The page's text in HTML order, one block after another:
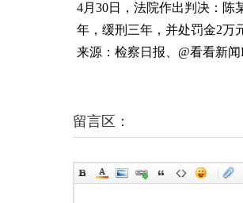
4月30日，法院作出判决：陈
年，缓刑三年，并处罚金2万
来源：检察日报、@看看新闻
留言区：